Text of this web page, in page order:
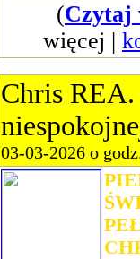
(Czytaj
więcej |
Chris
03-03-2026 o